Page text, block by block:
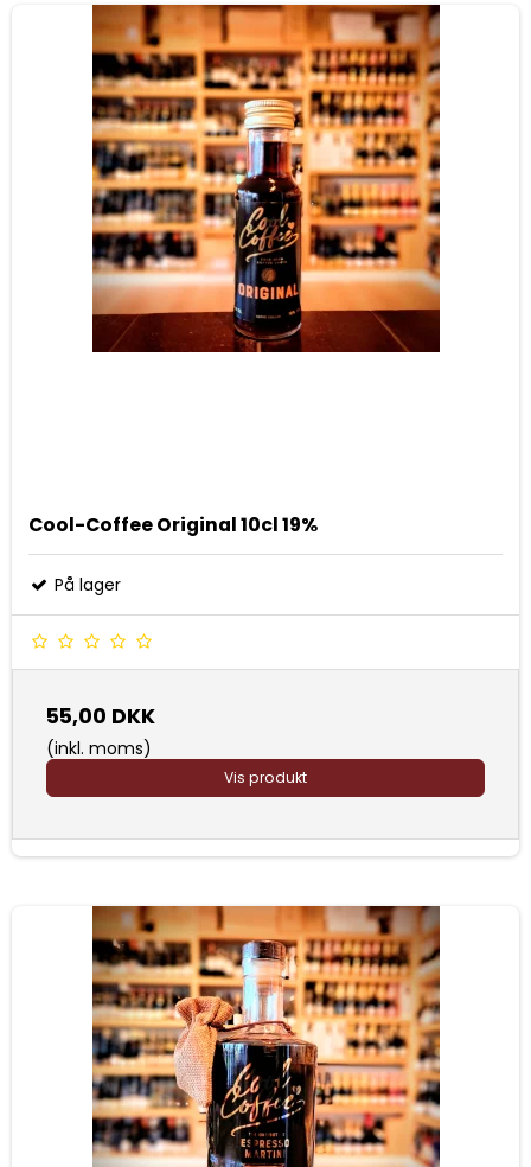
Cool-Coffee Original 10cl 19%
På lager
55,00 DKK
(inkl. moms)
Vis produkt